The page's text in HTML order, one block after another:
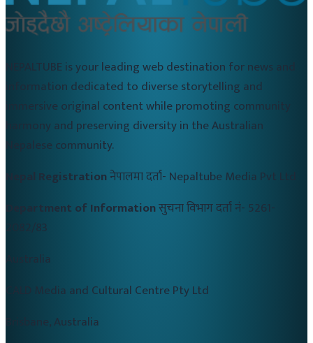
NEPALTUBE is your leading web destination for news and
information dedicated to diverse storytelling and
immersive original content while promoting community
harmony and preserving diversity in the Australian
Nepalese community.
Nepal Registrationनेपालमा दर्ता- Nepaltube Media Pvt Ltd
Department of Informationसुचना विभाग दर्ता नं- 5261-
2082/83
Australia
CALD Media and Cultural Centre Pty Ltd
Brisbane, Australia